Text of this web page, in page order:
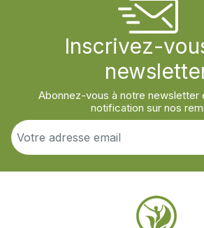
Inscrivez-
Abonnez-vous à notre newsletter
notification sur nos